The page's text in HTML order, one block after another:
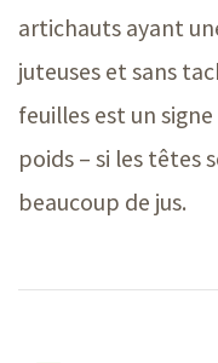
artichauts ayant
juteuses et sans
feuilles est un
poids – si les têtes
beaucoup de jus.